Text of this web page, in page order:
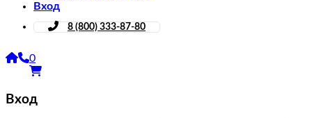
Вход
8 (800) 333-87-80
0
Вход